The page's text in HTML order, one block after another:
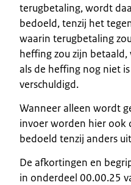
terugbetaling, wordt
bedoeld, tenzij het
waarin terugbetaling
heffing zou zijn
als de heffing nog niet
verschuldigd.
Wanneer alleen wordt
invoer worden hier ook
bedoeld tenzij anders
De afkortingen en
in onderdeel 00.00.25